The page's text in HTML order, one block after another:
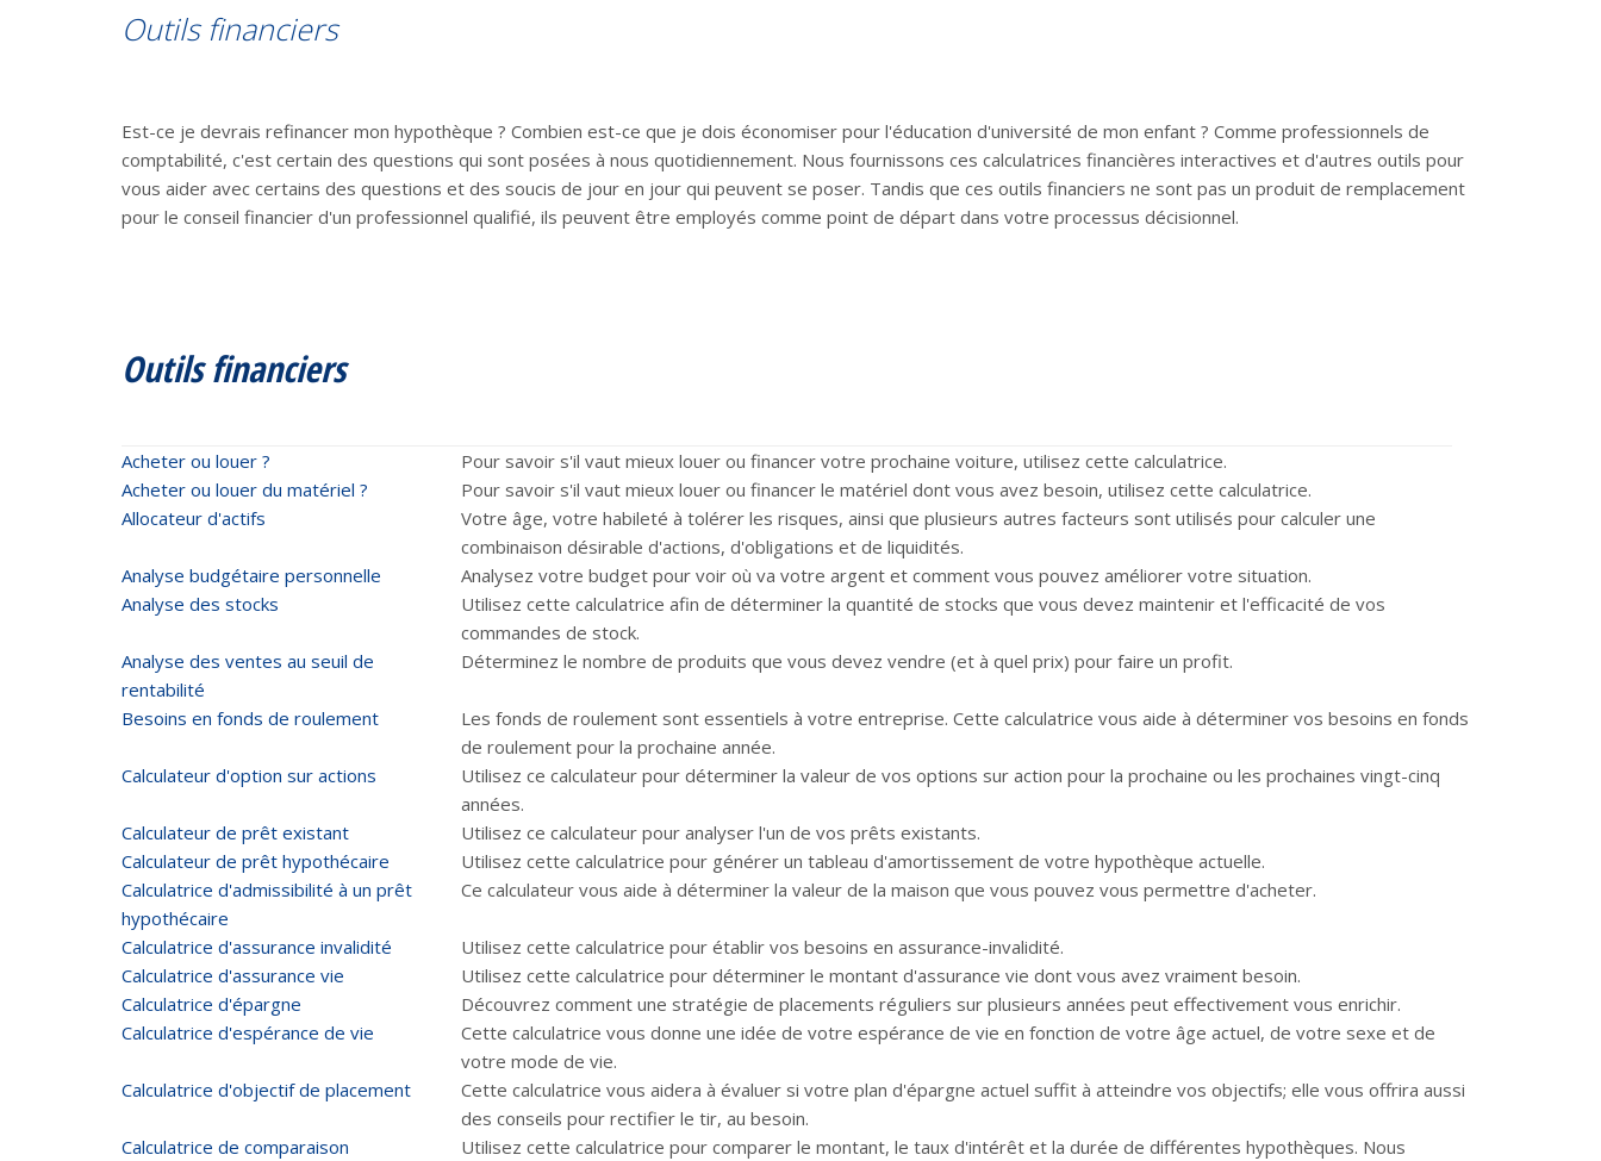
Outils financiers
Est-ce je devrais refinancer mon hypothèque ? Combien est-ce que je dois économiser pour l'éducation d'université de mon enfant ? Comme professionnels de
comptabilité, c'est certain des questions qui sont posées à nous quotidiennement. Nous fournissons ces calculatrices financières interactives et d'autres outils pour
vous aider avec certains des questions et des soucis de jour en jour qui peuvent se poser. Tandis que ces outils financiers ne sont pas un produit de remplacement
pour le conseil financier d'un professionnel qualifié, ils peuvent être employés comme point de départ dans votre processus décisionnel.
Outils financiers
Acheter ou louer ?
Pour savoir s'il vaut mieux louer ou financer votre prochaine voiture, utilisez cette calculatrice.
Acheter ou louer du matériel ?
Pour savoir s'il vaut mieux louer ou financer le matériel dont vous avez besoin, utilisez cette calculatrice.
Allocateur d'actifs
Votre âge, votre habileté à tolérer les risques, ainsi que plusieurs autres facteurs sont utilisés pour calculer une
combinaison désirable d'actions, d'obligations et de liquidités.
Analyse budgétaire personnelle
Analysez votre budget pour voir où va votre argent et comment vous pouvez améliorer votre situation.
Analyse des stocks
Utilisez cette calculatrice afin de déterminer la quantité de stocks que vous devez maintenir et l'efficacité de vos
commandes de stock.
Analyse des ventes au seuil de
rentabilité
Déterminez le nombre de produits que vous devez vendre (et à quel prix) pour faire un profit.
Besoins en fonds de roulement
Les fonds de roulement sont essentiels à votre entreprise. Cette calculatrice vous aide à déterminer vos besoins en fonds
de roulement pour la prochaine année.
Calculateur d'option sur actions
Utilisez ce calculateur pour déterminer la valeur de vos options sur action pour la prochaine ou les prochaines vingt-cinq
années.
Calculateur de prêt existant
Utilisez ce calculateur pour analyser l'un de vos prêts existants.
Calculateur de prêt hypothécaire
Utilisez cette calculatrice pour générer un tableau d'amortissement de votre hypothèque actuelle.
Calculatrice d'admissibilité à un prêt
hypothécaire
Ce calculateur vous aide à déterminer la valeur de la maison que vous pouvez vous permettre d'acheter.
Calculatrice d'assurance invalidité
Utilisez cette calculatrice pour établir vos besoins en assurance-invalidité.
Calculatrice d'assurance vie
Utilisez cette calculatrice pour déterminer le montant d'assurance vie dont vous avez vraiment besoin.
Calculatrice d'épargne
Découvrez comment une stratégie de placements réguliers sur plusieurs années peut effectivement vous enrichir.
Calculatrice d'espérance de vie
Cette calculatrice vous donne une idée de votre espérance de vie en fonction de votre âge actuel, de votre sexe et de
votre mode de vie.
Calculatrice d'objectif de placement
Cette calculatrice vous aidera à évaluer si votre plan d'épargne actuel suffit à atteindre vos objectifs; elle vous offrira aussi
des conseils pour rectifier le tir, au besoin.
Calculatrice de comparaison
Utilisez cette calculatrice pour comparer le montant, le taux d'intérêt et la durée de différentes hypothèques. Nous